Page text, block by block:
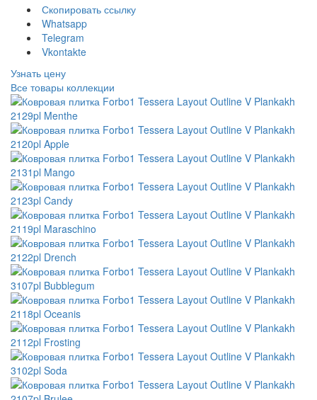
Скопировать ссылку
Whatsapp
Telegram
Vkontakte
Узнать цену
Все товары коллекции